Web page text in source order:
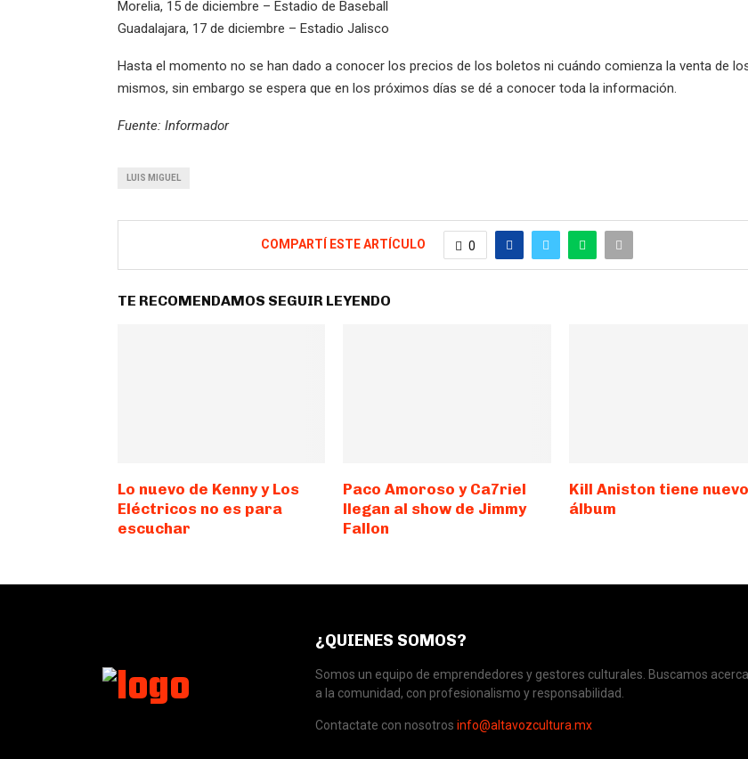
Morelia, 15 de diciembre – Estadio de Baseball
Guadalajara, 17 de diciembre – Estadio Jalisco
Hasta el momento no se han dado a conocer los precios de los boletos ni cuándo comienza la venta de
mismos, sin embargo se espera que en los próximos días se dé a conocer toda la información.
Fuente: Informador
LUIS MIGUEL
COMPARTÍ ESTE ARTÍCULO 0
TE RECOMENDAMOS SEGUIR LEYENDO
Lo nuevo de Kenny y Los
Eléctricos no es para
escuchar
Paco Amoroso y Ca7riel
llegan al show de Jimmy
Fallon
Kill Aniston tiene nuevo
álbum
¿QUIENES SOMOS?
Somos un equipo de emprendedores y gestores culturales. Buscamos
a la comunidad, con profesionalismo y responsabilidad.
Contactate con nosotros info@altavozcultura.mx